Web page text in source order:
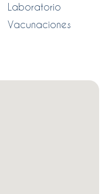
Laboratorio
Vacunaciones